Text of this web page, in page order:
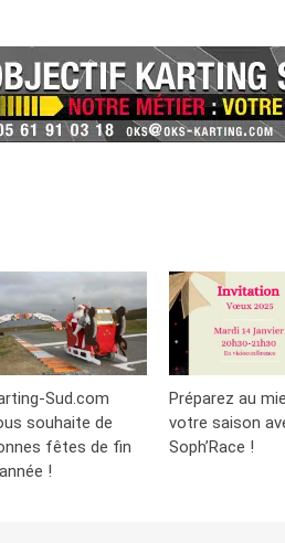
Sud.com
souhaite de
fêtes de fin
!
Préparez au
votre saison
Soph’Race !